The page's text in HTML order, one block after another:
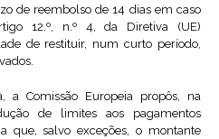
de reembolso de 14 dias em caso
12.º, n.º 4, da Diretiva (UE)
de restituir, num curto período,
a Comissão Europeia propôs, na
de limites aos pagamentos
que, salvo exceções, o montante